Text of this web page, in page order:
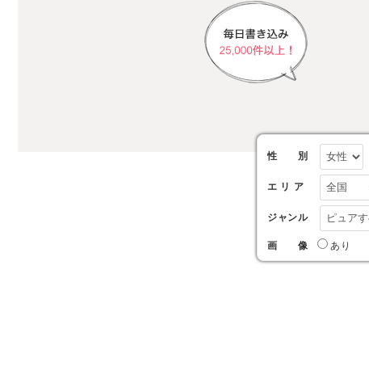
性 別
エ リ ア
ジャンル
画 像 あり